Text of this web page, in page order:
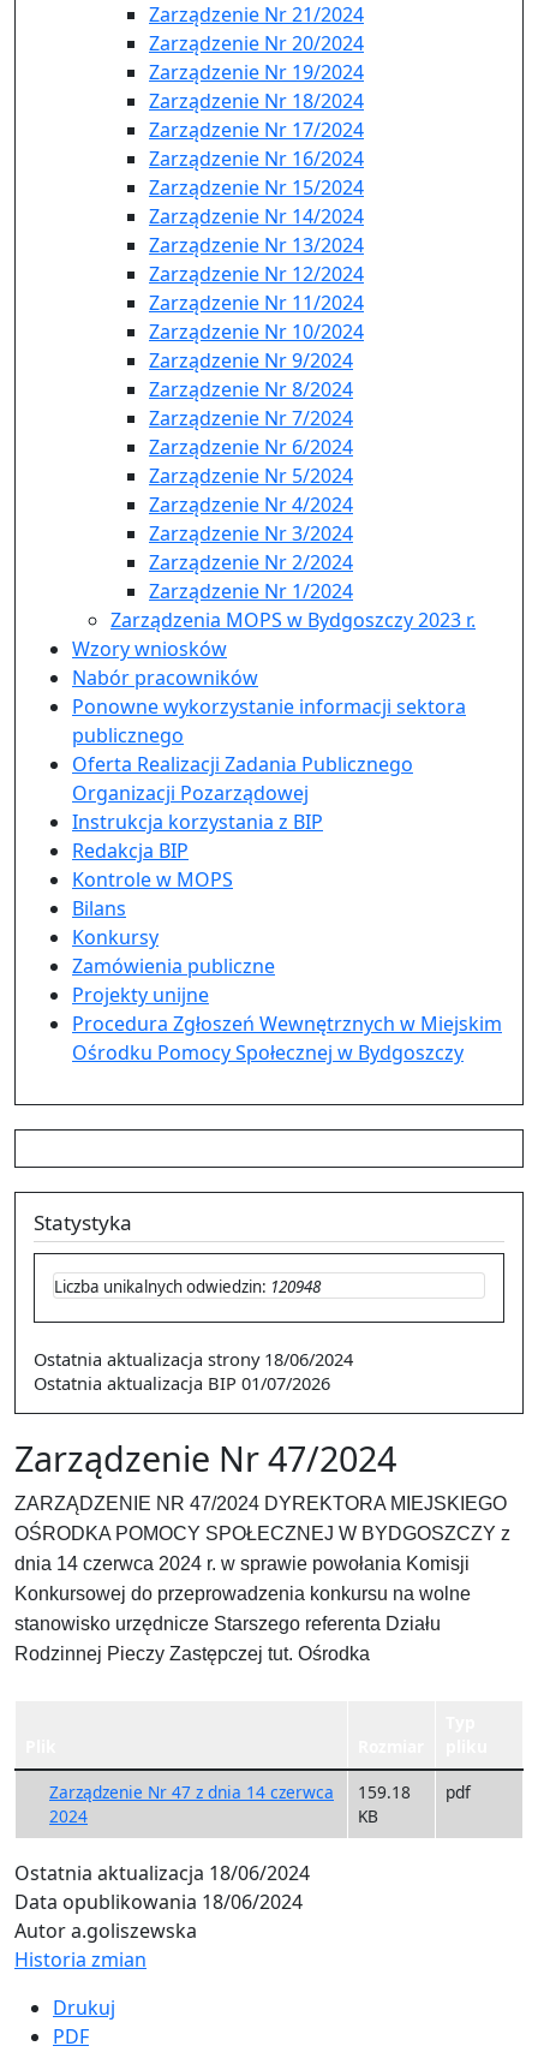
Zarządzenie Nr 47/2024
ZARZĄDZENIE NR 47/2024 DYREKTORA MIEJSKIEGO
OŚRODKA POMOCY SPOŁECZNEJ W BYDGOSZCZY z
dnia 14 czerwca 2024 r. w sprawie powołania Komisji
Konkursowej do przeprowadzenia konkursu na wolne
stanowisko urzędnicze Starszego referenta Działu
Rodzinnej Pieczy Zastępczej tut. Ośrodka
Zarządzenie Nr 47 z dnia 14 czerwca
2024
159.18
KB
pdf
Ostatnia aktualizacja 18/06/2024
Data opublikowania 18/06/2024
Autora.goliszewska
Historia zmian
Drukuj
PDF
Zarządzenie Nr 21/2024
Zarządzenie Nr 20/2024
Zarządzenie Nr 19/2024
Zarządzenie Nr 18/2024
Zarządzenie Nr 17/2024
Zarządzenie Nr 16/2024
Zarządzenie Nr 15/2024
Zarządzenie Nr 14/2024
Zarządzenie Nr 13/2024
Zarządzenie Nr 12/2024
Zarządzenie Nr 11/2024
Zarządzenie Nr 10/2024
Zarządzenie Nr 9/2024
Zarządzenie Nr 8/2024
Zarządzenie Nr 7/2024
Zarządzenie Nr 6/2024
Zarządzenie Nr 5/2024
Zarządzenie Nr 4/2024
Zarządzenie Nr 3/2024
Zarządzenie Nr 2/2024
Zarządzenie Nr 1/2024
Zarządzenia MOPS w Bydgoszczy 2023 r.
Wzory wniosków
Nabór pracowników
Ponowne wykorzystanie informacji sektora
publicznego
Oferta Realizacji Zadania Publicznego
Organizacji Pozarządowej
Instrukcja korzystania z BIP
Redakcja BIP
Kontrole w MOPS
Bilans
Konkursy
Zamówienia publiczne
Projekty unijne
Procedura Zgłoszeń Wewnętrznych w Miejskim
Ośrodku Pomocy Społecznej w Bydgoszczy
Statystyka
Liczba unikalnych odwiedzin: 120948
Ostatnia aktualizacja strony 18/06/2024
Ostatnia aktualizacja BIP 01/07/2026